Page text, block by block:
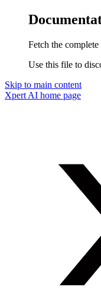
Fetch the
Use this file to
Skip to main content
Xpert AI home page